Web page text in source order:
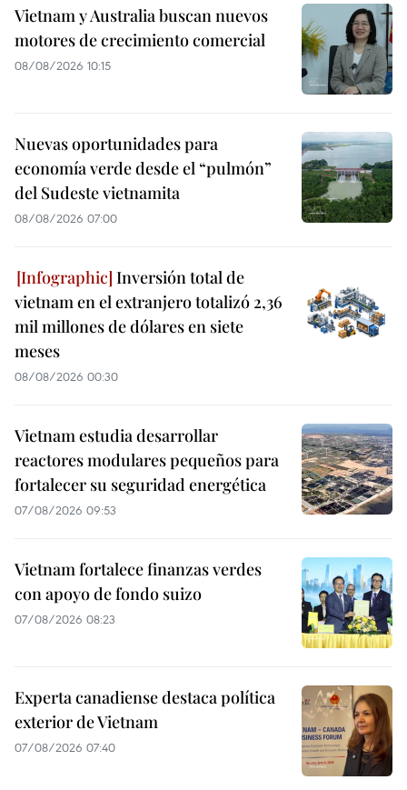
Vietnam y Australia buscan nuevos
motores de crecimiento comercial
08/08/2026 10:15
Nuevas oportunidades para
economía verde desde el “pulmón”
del Sudeste vietnamita
08/08/2026 07:00
Inversión total de
vietnam en el extranjero totalizó 2,36
mil millones de dólares en siete
meses
08/08/2026 00:30
Vietnam estudia desarrollar
reactores modulares pequeños para
fortalecer su seguridad energética
07/08/2026 09:53
Vietnam fortalece finanzas verdes
con apoyo de fondo suizo
07/08/2026 08:23
Experta canadiense destaca política
exterior de Vietnam
07/08/2026 07:40